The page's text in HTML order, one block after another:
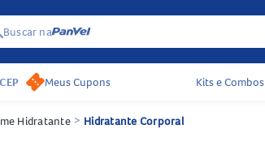
Buscar na
Meus Cupons Kits e Combos
Hidratante > Hidratante Corporal